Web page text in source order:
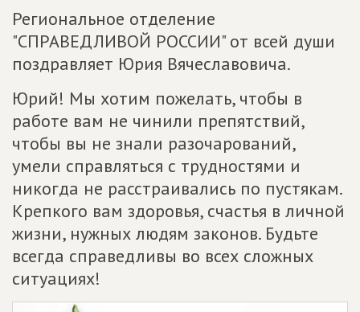
Региональное отделение
"СПРАВЕДЛИВОЙ РОССИИ" от всей души
поздравляет Юрия Вячеславовича.
Юрий! Мы хотим пожелать, чтобы в
работе вам не чинили препятствий,
чтобы вы не знали разочарований,
умели справляться с трудностями и
никогда не расстраивались по пустякам.
Крепкого вам здоровья, счастья в личной
жизни, нужных людям законов. Будьте
всегда справедливы во всех сложных
ситуациях!